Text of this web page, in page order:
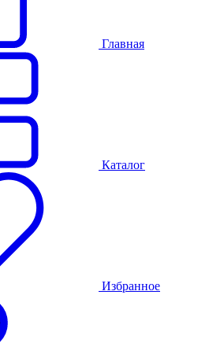
Главная
Каталог
Избранное